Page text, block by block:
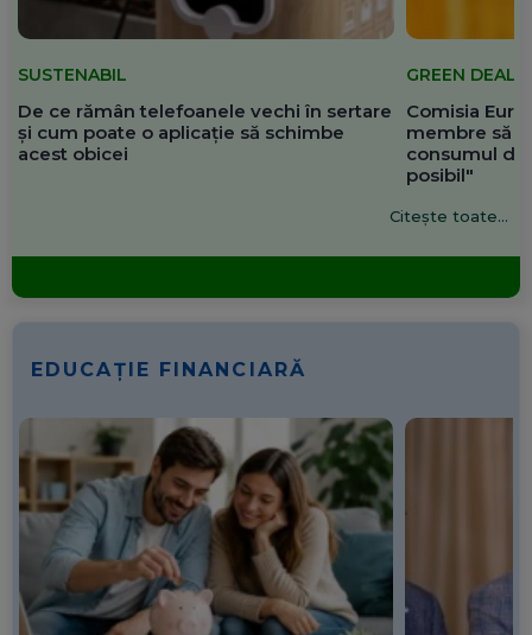
SUSTENABIL
De ce rămân telefoanele vechi în sertare
și cum poate o aplicație să schimbe
acest obicei
GREEN DEAL
Comisia
membre să
consumul de
posibil"
Citește toate...
EDUCAȚIE FINANCIARĂ